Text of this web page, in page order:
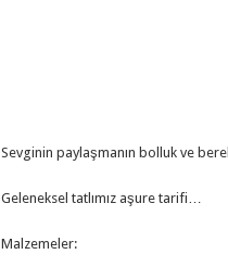
Sevginin paylaşmanın bolluk ve
Geleneksel tatlımız aşure tarifi…
Malzemeler: